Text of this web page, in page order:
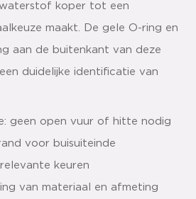
koper tot een
maakt. De gele O-ring en
aan de buitenkant van deze
duidelijke identificatie van
geen open vuur of hitte nodig
voor buisuiteinde
keuren
van materiaal en afmeting